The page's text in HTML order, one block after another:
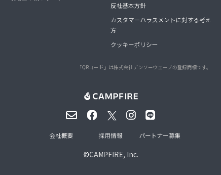
反社基本方針
カスタマーハラスメントに対する考え
方
クッキーポリシー
「QRコード」は株式会社デンソーウェーブの登録商標です。
©CAMPFIRE, Inc.
会社概要 採用情報 パートナー募集